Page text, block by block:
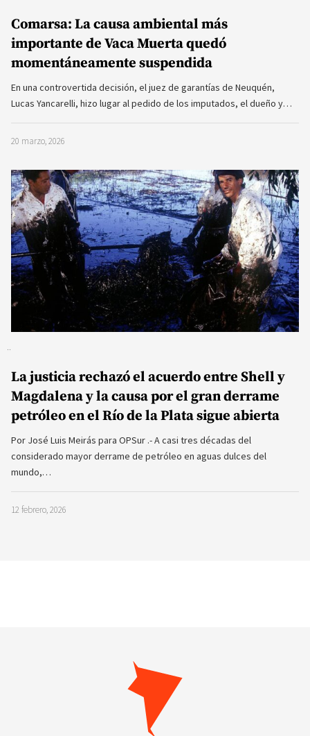
Comarsa: La causa ambiental más
importante de Vaca Muerta quedó
momentáneamente suspendida
En una controvertida decisión, el juez de garantías de Neuquén,
Lucas Yancarelli, hizo lugar al pedido de los imputados, el dueño y…
20 marzo, 2026
La justicia rechazó el acuerdo entre Shell y
Magdalena y la causa por el gran derrame
petróleo en el Río de la Plata sigue abierta
Por José Luis Meirás para OPSur .- A casi tres décadas del
considerado mayor derrame de petróleo en aguas dulces del
mundo,…
12 febrero, 2026